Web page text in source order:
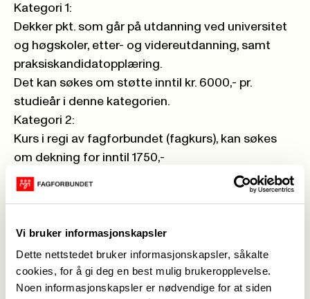
Vi bruker informasjonskapsler
Dette nettstedet bruker informasjonskapsler, såkalte
cookies, for å gi deg en best mulig brukeropplevelse.
Noen informasjonskapsler er nødvendige for at siden
Kategori 1:
Dekker pkt. som går på utdanning ved universitet
og høgskoler, etter- og videreutdanning, samt
praksiskandidatopplæring.
Det kan søkes om støtte inntil kr. 6000,- pr.
studieår i denne kategorien.
Kategori 2:
Kurs i regi av fagforbundet (fagkurs), kan søkes
om dekning for inntil 1750,-
(jfr. Styrevedtak) Det kan søkes stipend for hvert
kalenderår.
kostnaden.
Søkere som ikke er tildelt stipend tidligere, blir
prioritert først.
Start med å søke om stipend hosFagforbundet